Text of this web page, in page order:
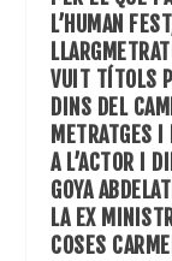
L’HUMAN
VUIT TÍTOLS
DINS DEL
METRATGES
A L’ACTOR I
GOYA
LA EX
COSES